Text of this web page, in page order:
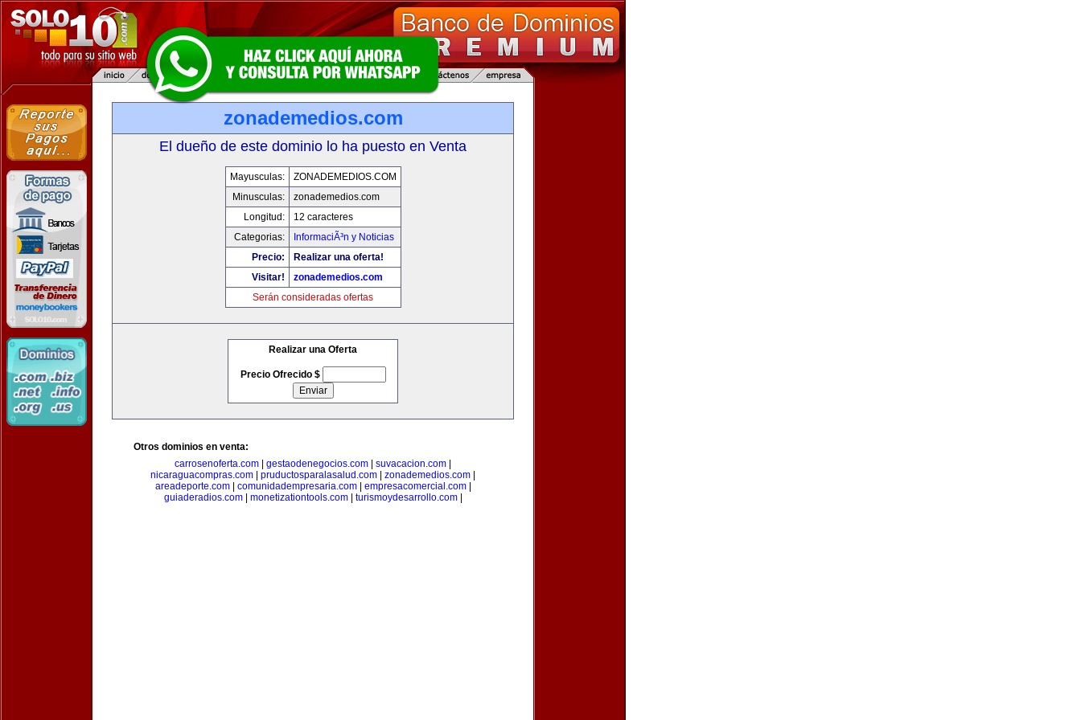
zonademedios.com
El dueño de este dominio lo ha puesto en Venta
Mayusculas:
ZONADEMEDIOS.COM
Minusculas:
zonademedios.com
Longitud:
12 caracteres
Categorias:
InformaciÃ³n y Noticias
Precio:
Realizar una oferta!
Visitar!
zonademedios.com
Serán consideradas ofertas
Realizar una Oferta
Precio Ofrecido $
Otros dominios en venta:
carrosenoferta.com
gestaodenegocios.com suvacacion.com
nicaraguacompras.com
pruductosparalasalud.com zonademedios.com
areadeporte.com| comunidadempresaria.com| empresacomercial.com|
guiaderadios.com| monetizationtools.com| turismoydesarrollo.com|